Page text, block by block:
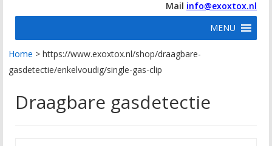
Mail info@exoxtox.nl
MENU
Home > https://www.exoxtox.nl/shop/draagbare-
gasdetectie/enkelvoudig/single-gas-clip
Draagbare gasdetectie